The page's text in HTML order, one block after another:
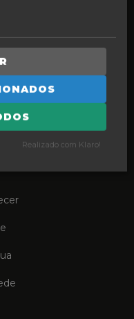
Rainh@
Realizado com Klaro!